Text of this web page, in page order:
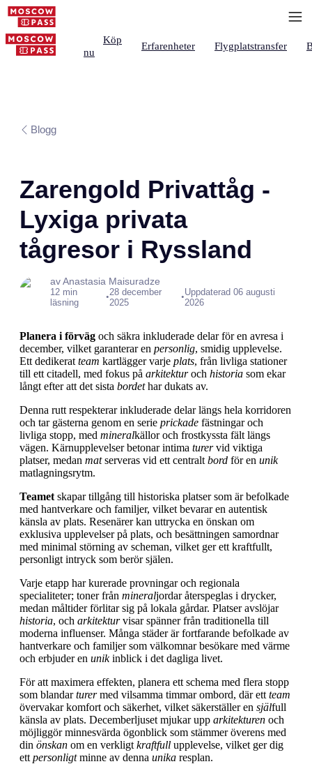
Köp
nu
Erfarenheter Flygplatstransfer
Blogg
Zarengold Privattåg -
Lyxiga privata
tågresor i Ryssland
av Anastasia Maisuradze
12 min
läsning
•28 december
2025
•Uppdaterad 06 augusti
2026
Planera i förväg och säkra inkluderade delar för en avresa i
december, vilket garanterar en personlig, smidig upplevelse.
Ett dedikerat team kartlägger varje plats, från livliga stationer
till ett citadell, med fokus på arkitekturoch historia som ekar
långt efter att det sista bordethar dukats av.
Denna rutt respekterar inkluderade delar längs hela korridoren
och tar gästerna genom en serie prickade fästningar och
livliga stopp, med mineralkällor och frostkyssta fält längs
vägen. Kärnupplevelser betonar intima turervid viktiga
platser, medan matserveras vid ett centralt bord för en unik
matlagningsrytm.
Teamet skapar tillgång till historiska platser som är befolkade
med hantverkare och familjer, vilket bevarar en autentisk
känsla av plats. Resenärer kan uttrycka en önskan om
exklusiva upplevelser på plats, och besättningen samordnar
med minimal störning av scheman, vilket ger ett kraftfullt,
personligt intryck som berör själen.
Varje etapp har kurerade provningar och regionala
specialiteter; toner från mineraljordar återspeglas i drycker,
medan måltider förlitar sig på lokala gårdar. Platser avslöjar
historia, och arkitekturvisar spänner från traditionella till
moderna influenser. Många städer är fortfarande befolkade av
hantverkare och familjer som välkomnar besökare med värme
och erbjuder en unikinblick i det dagliga livet.
För att maximera effekten, planera ett schema med flera stopp
som blandarturermed vilsamma timmar ombord, där ett team
övervakar komfort och säkerhet, vilket säkerställer en själfull
känsla av plats. Decemberljuset mjukar upp arkitekturen och
möjliggör minnesvärda ögonblick som stämmer överens med
din önskan om en verkligt kraftfull upplevelse, vilket ger dig
ett personligtminne av denna unika resplan.